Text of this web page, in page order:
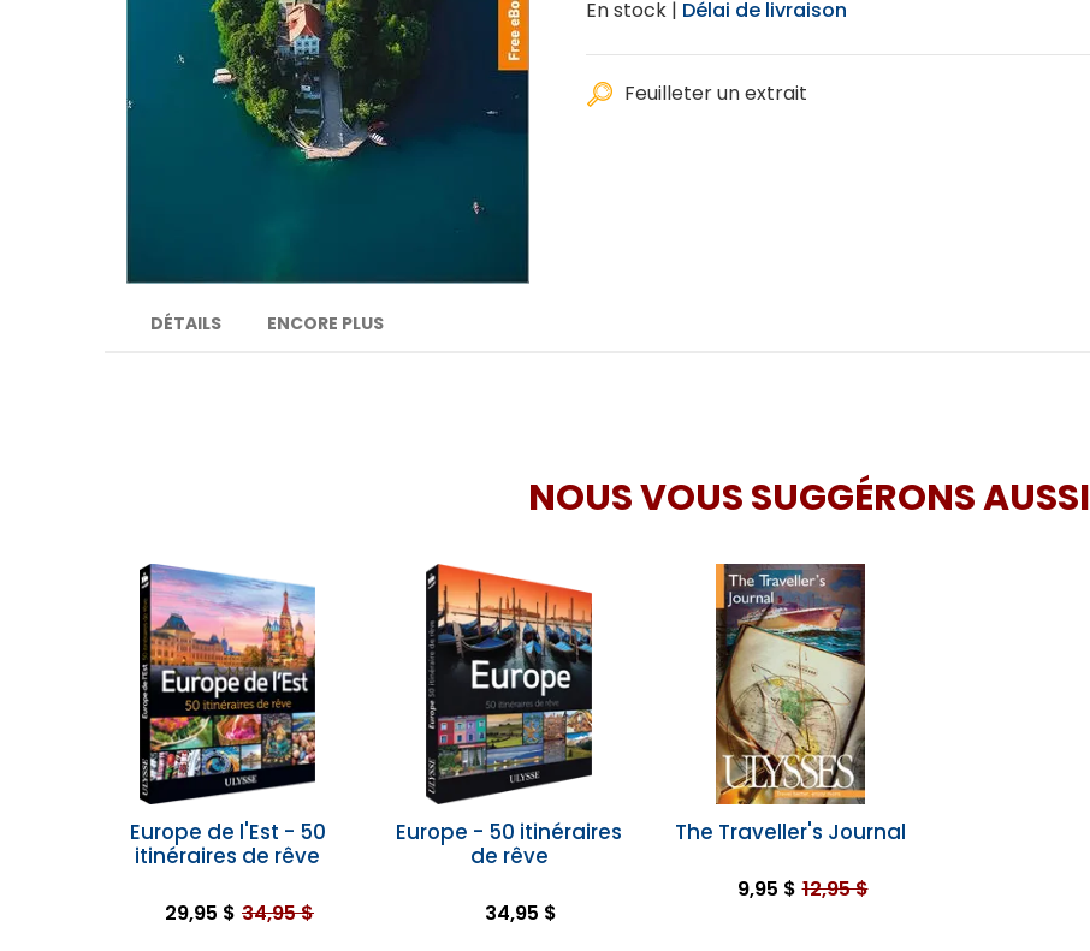
En stock | Délai de livraison
Feuilleter un extrait
DÉTAILS ENCORE PLUS
NOUS VOUS SUGGÉRONS AUSSI
Europe de l'Est - 50
itinéraires de rêve
29,95 $ 34,95 $
Europe - 50 itinéraires
de rêve
34,95 $
The Traveller's Journal
9,95 $ 12,95 $